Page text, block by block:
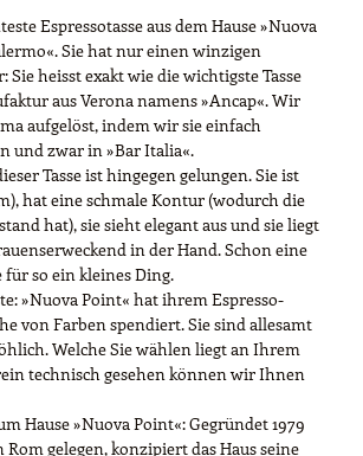
Espressotasse aus dem Hause »Nuova
Sie hat nur einen winzigen
heisst exakt wie die wichtigste Tasse
aus Verona namens »Ancap«. Wir
aufgelöst, indem wir sie einfach
und zwar in »Bar Italia«.
Tasse ist hingegen gelungen. Sie ist
hat eine schmale Kontur (wodurch die
hat), sie sieht elegant aus und sie liegt
in der Hand. Schon eine
so ein kleines Ding.
»Nuova Point« hat ihrem Espresso-
von Farben spendiert. Sie sind allesamt
Welche Sie wählen liegt an Ihrem
technisch gesehen können wir Ihnen
Hause »Nuova Point«: Gegründet 1979
gelegen, konzipiert das Haus seine